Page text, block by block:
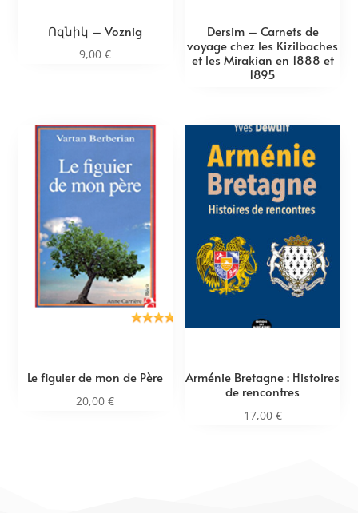
Ոզնիկ – Voznig
9,00€
Dersim – Carnets de
voyage chez les Kizilbaches
et les Mirakian en 1888 et
1895
Le figuier de mon de Père
20,00€
Arménie Bretagne : Histoires
de rencontres
17,00 €